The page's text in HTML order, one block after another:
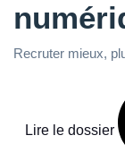
Recruter mieux,
Lire le dossier